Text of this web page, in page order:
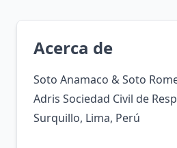
Acerca de
Soto Anamaco & Soto
Adris Sociedad Civil de
Surquillo, Lima, Perú